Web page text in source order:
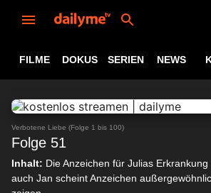
FILME DOKUS SERIEN NEWS
Verbotene Liebe (Folge 1 bis 100)
Folge 51
Inhalt: Die Anzeichen für Julias
auch Jan scheint Anzeichen